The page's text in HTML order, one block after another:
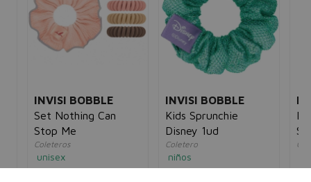
INVISI BOBBLE
Set Nothing Can
Stop Me
Coleteros
unisex
18,00€ 7,28€
INVISI BOBBLE
Kids Sprunchie
Disney 1ud
Coletero
niños
12,00€ 4,18€